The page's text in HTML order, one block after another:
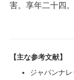
害。享年二十四。
【主な参考文献】
ジャパンナ